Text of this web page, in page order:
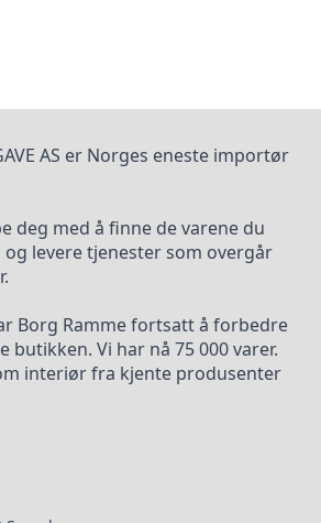
AS er Norges eneste importør
deg med å finne de varene du
levere tjenester som overgår
Borg Ramme fortsatt å forbedre
butikken. Vi har nå 75 000 varer.
interiør fra kjente produsenter